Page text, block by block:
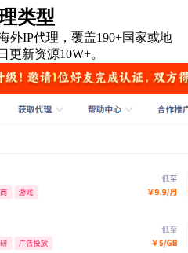
类型
外IP代理，覆盖190+国家或地
更新资源10W+。